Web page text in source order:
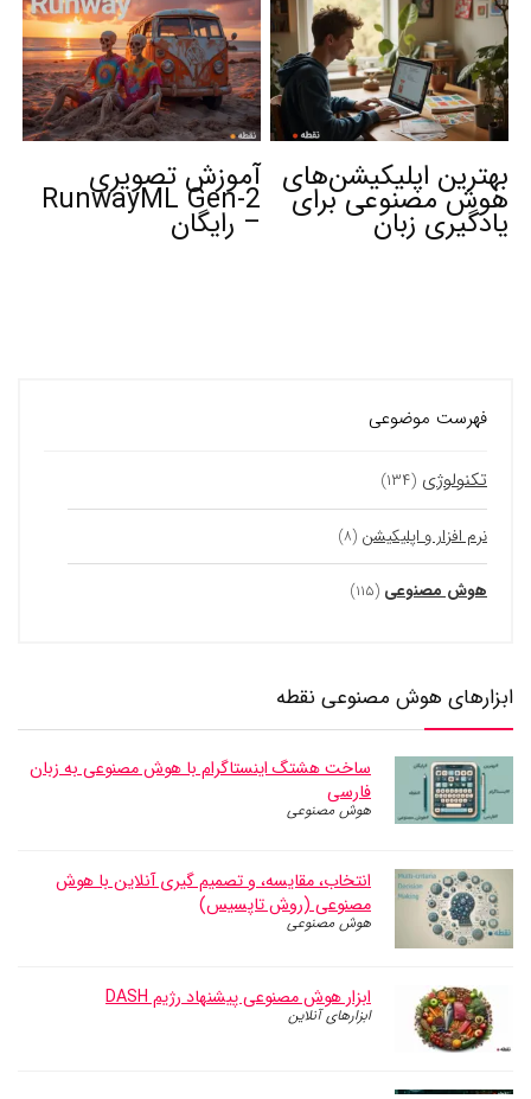
بهترین اپلیکیشن‌های
هوش مصنوعی برای
یادگیری زبان
آموزش تصویری
RunwayML Gen-2
– رایگان
فهرست موضوعی
تکنولوژی (۱۳۴)
نرم افزار و اپلیکیشن (۸)
هوش مصنوعی (۱۱۵)
ابزارهای هوش مصنوعی نقطه
ساخت هشتگ اینستاگرام با هوش مصنوعی به زبان
فارسی
هوش مصنوعی
انتخاب، مقایسه، و تصمیم گیری آنلاین با هوش
مصنوعی (روش تاپسیس)
هوش مصنوعی
ابزار هوش مصنوعی پیشنهاد رژیم DASH
ابزارهای آنلاین